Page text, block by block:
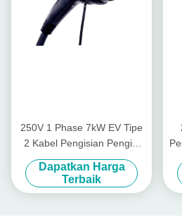
250V 1 Phase 7kW EV Tipe
2 Kabel Pengisian Pengisi
Daya EV Tertambat
Dapatkan Harga
Terbaik